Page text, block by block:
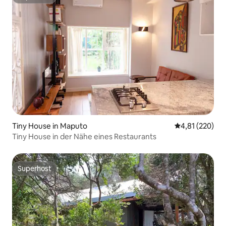
Tiny House in Maputo
4,81 (220)
Tiny House in der Nähe eines Restaurants
Superhost
Superhost